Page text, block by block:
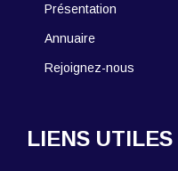
Présentation
Annuaire
Rejoignez-nous
LIENS UTILES